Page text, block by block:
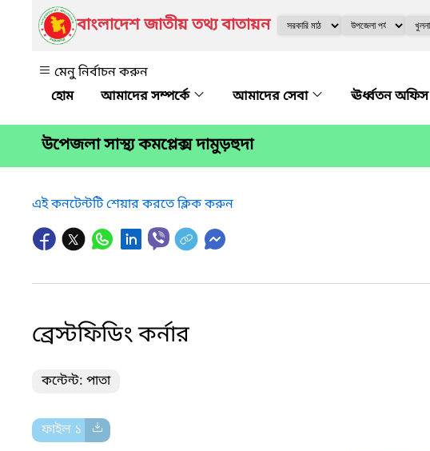
বাংলাদেশ জাতীয় তথ্য বাতায়ন
মেনু নির্বাচন করুন
আমাদের সম্পর্কে
আমাদের সেবা ঊর্ধ্বতন অফিস
উপেজলা সাস্থ্য কমপ্লেক্স দামুড়হুদা
এই কনটেন্টটি শেয়ার করতে ক্লিক করুন
ব্রেস্টফিডিং কর্নার
কন্টেন্ট: পাতা
ফাইল ১